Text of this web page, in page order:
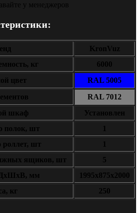
у менеджеров
KronVuz
кг
6000
цвет
RAL 5005
RAL 7012
шкаф
Установлен
полок, шт
1
роллет, шт
1
ящиков, шт
5
ДxШxВ, мм
1995х875х2000
кг
250